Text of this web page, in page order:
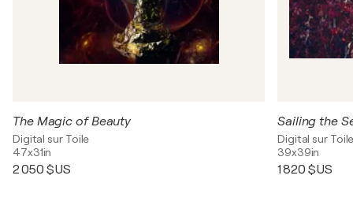
The Magic of Beauty
Digital sur Toile
47x31in
2 050 $US
Sailing the
Digital sur
39x39in
1 820 $US